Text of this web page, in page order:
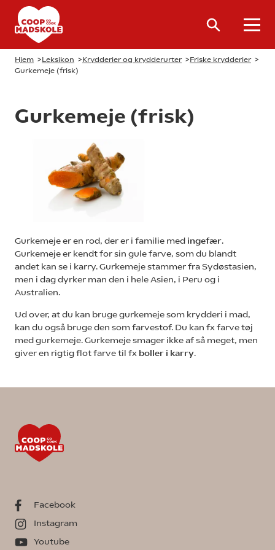
Hjem >Leksikon >Krydderier og krydderurter >Friske krydderier >
Gurkemeje (frisk)
Gurkemeje (frisk)
Gurkemeje er en rod, der er i familie med ingefær.
Gurkemeje er kendt for sin gule farve, som du blandt
andet kan se i karry. Gurkemeje stammer fra Sydøstasien,
men i dag dyrker man den i hele Asien, i Peru og i
Australien.
Ud over, at du kan bruge gurkemeje som krydderi i mad,
kan du også bruge den som farvestof. Du kan fx farve tøj
med gurkemeje. Gurkemeje smager ikke af så meget, men
giver en rigtig flot farve til fx boller i karry.
Facebook
Instagram
Youtube